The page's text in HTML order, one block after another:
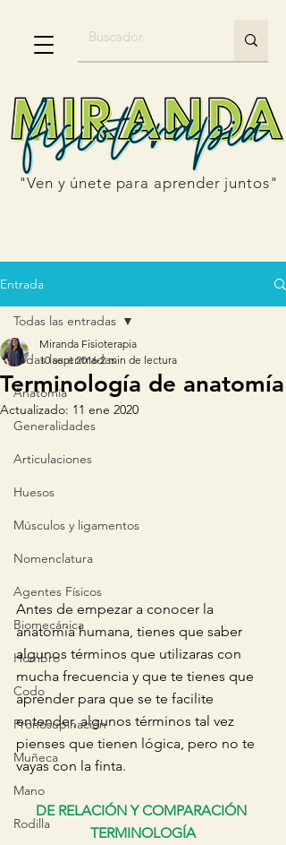
"Ven y únete para aprender juntos"
Entrada
Todas las entradas
Anatomía
Generalidades
Articulaciones
Huesos
Músculos y ligamentos
Nomenclatura
Agentes Físicos
Biomecánica
Hombro
Codo
Pronosupinación
Muñeca
Mano
Rodilla
Todas las entradas
Terminología de anatomía
Miranda Fisioterapia
10 sept 2016 2 min de lectura
Actualizado: 11 ene 2020
Antes de empezar a conocer la
anatomía humana, tienes que saber
algunos términos que utilizaras con
mucha frecuencia y que te tienes que
aprender para que se te facilite
entender, algunos términos tal vez
pienses que tienen lógica, pero no te
vayas con la finta.
DE RELACIÓN Y COMPARACIÓN
TERMINOLOGÍA